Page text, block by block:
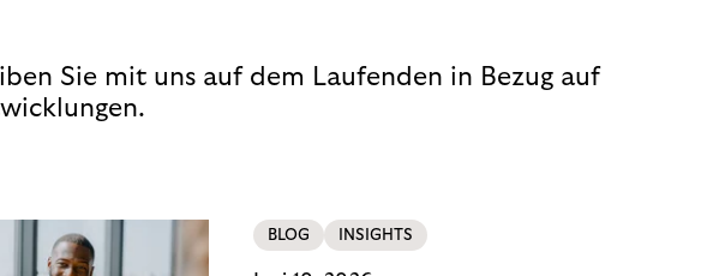
Sie mit uns auf dem Laufenden in Bezug auf
BLOG INSIGHTS